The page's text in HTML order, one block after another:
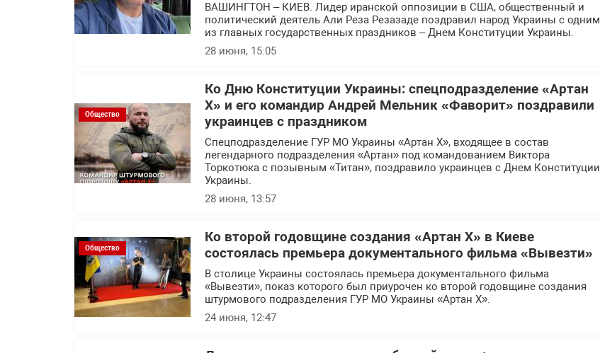
ВАШИНГТОН – КИЕВ. Лидер иранской оппозиции в США, общественный и
политический деятель Али Реза Резазаде поздравил народ Украины с одним
из главных государственных праздников – Днем Конституции Украины.
28 июня, 15:05
Общество
Ко Дню Конституции Украины: спецподразделение «Артан
Х» и его командир Андрей Мельник «Фаворит» поздравили
украинцев с праздником
Спецподразделение ГУР МО Украины «Артан Х», входящее в состав
легендарного подразделения «Артан» под командованием Виктора
Торкотюка с позывным «Титан», поздравило украинцев с Днем Конституции
Украины.
28 июня, 13:57
Общество
Ко второй годовщине создания «Артан Х» в Киеве
состоялась премьера документального фильма «Вывезти»
В столице Украины состоялась премьера документального фильма
«Вывезти», показ которого был приурочен ко второй годовщине создания
штурмового подразделения ГУР МО Украины «Артан Х».
24 июня, 12:47